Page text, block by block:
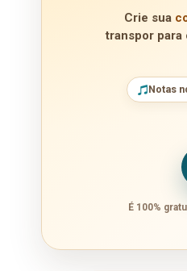
Crie sua
transpor para
Notas
É 100%